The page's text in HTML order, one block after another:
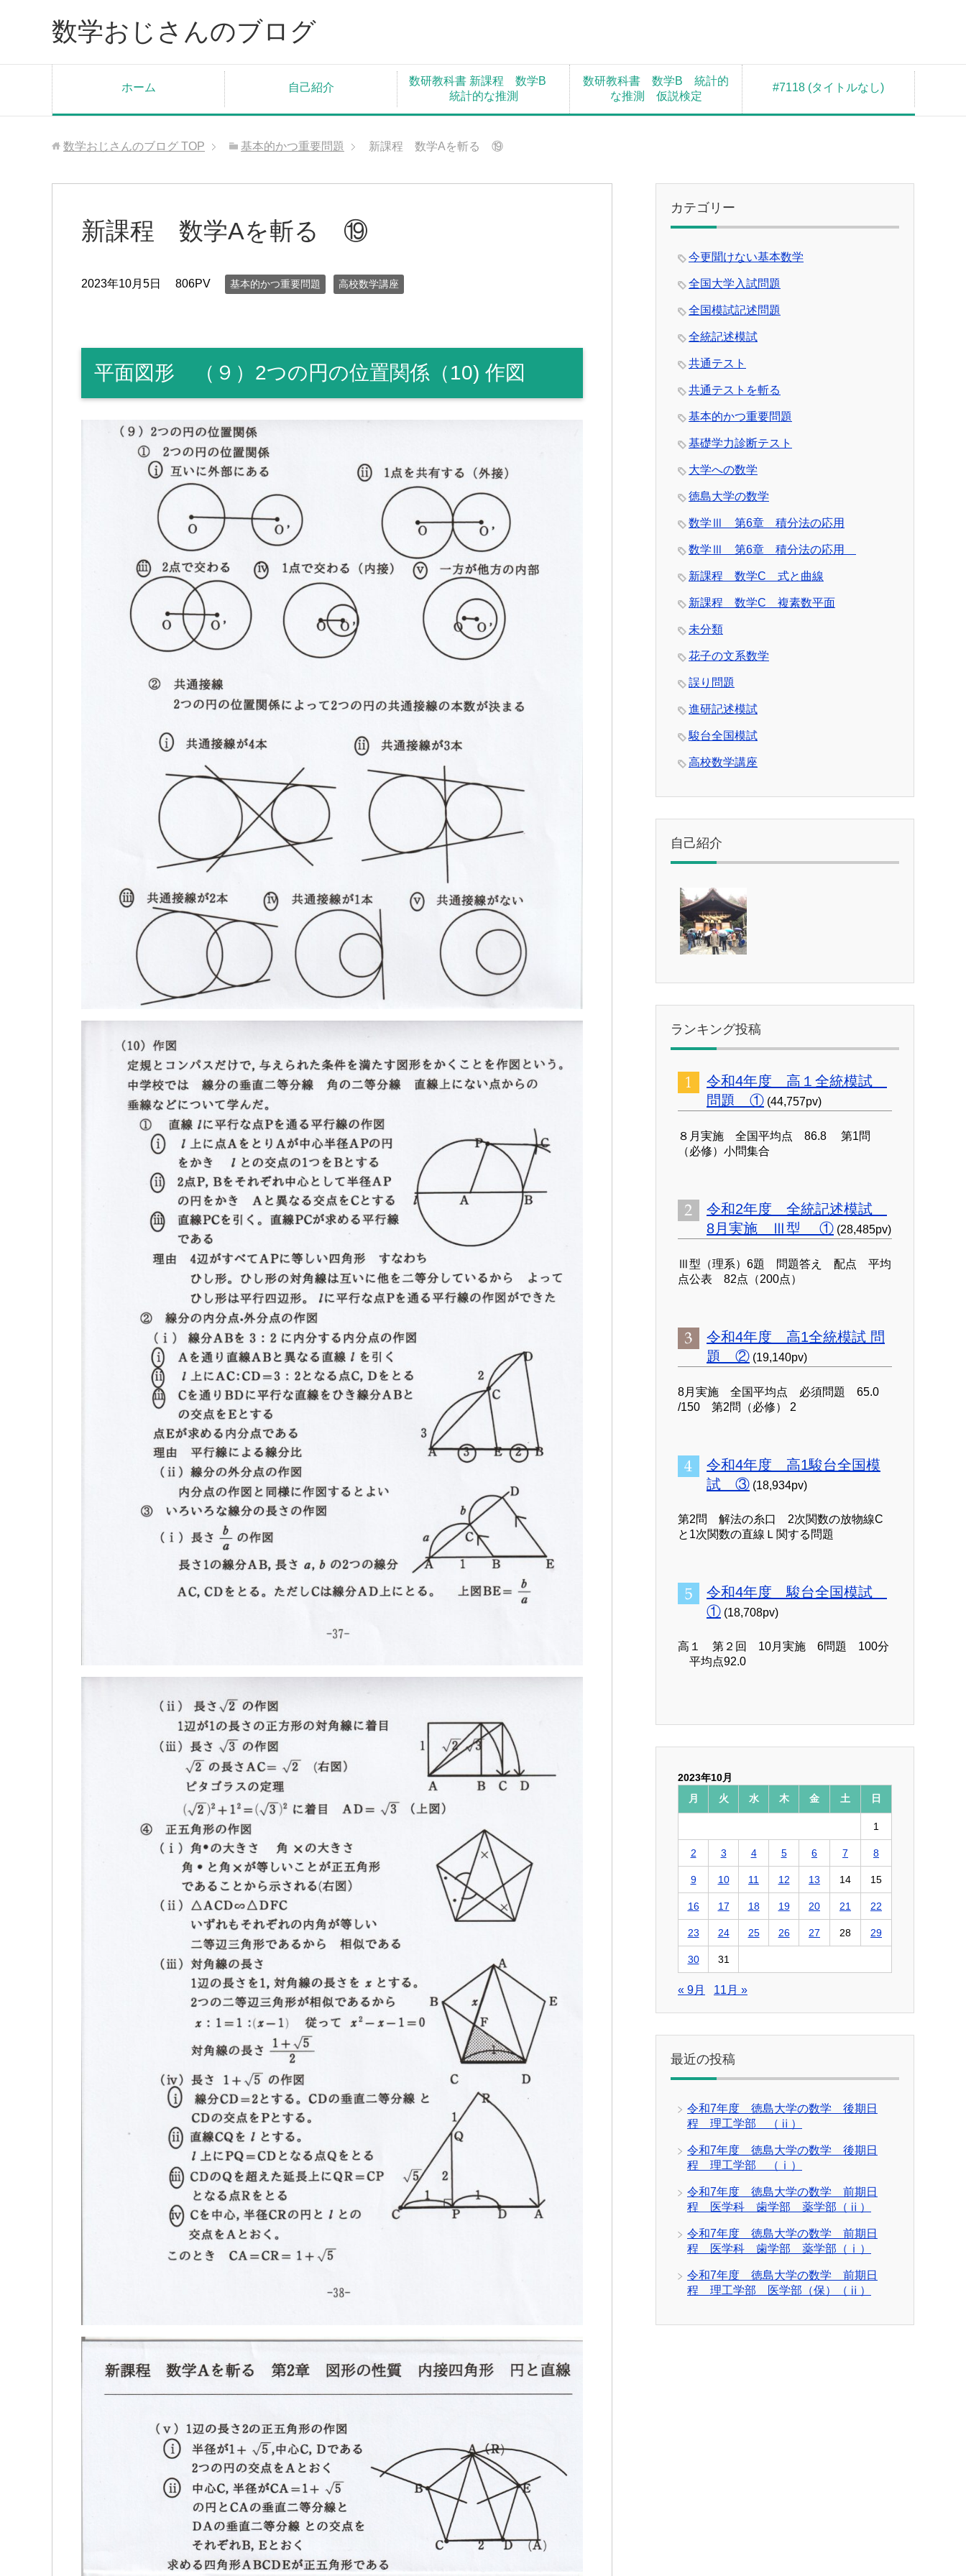
数学おじさんのブログ
ホーム 自己紹介
数研教科書 新課程 数学B
統計的な推測
数研教科書 数学B 統計的
な推測 仮説検定
#7118 (タイトルなし)
数学おじさんのブログ TOP 基本的かつ重要問題 新課程 数学Aを斬る ⑲
新課程 数学Aを斬る ⑲
2023年10月5日 806PV 基本的かつ重要問題 高校数学講座
平面図形 （９）2つの円の位置関係（10) 作図
カテゴリー
今更聞けない基本数学
全国大学入試問題
全国模試記述問題
全統記述模試
共通テスト
共通テストを斬る
基本的かつ重要問題
基礎学力診断テスト
大学への数学
徳島大学の数学
数学Ⅲ 第6章 積分法の応用
数学Ⅲ 第6章 積分法の応用
新課程 数学C 式と曲線
新課程 数学C 複素数平面
未分類
花子の文系数学
誤り問題
進研記述模試
駿台全国模試
高校数学講座
自己紹介
ランキング投稿
令和4年度 高１全統模試
問題 ① (44,757pv)
８月実施 全国平均点 86.8 第1問
（必修）小問集合
令和2年度 全統記述模試
8月実施 Ⅲ型 ① (28,485pv)
Ⅲ型（理系）6題 問題答え 配点 平均
点公表 82点（200点）
令和4年度 高1全統模試 問
題 ② (19,140pv)
8月実施 全国平均点 必須問題 65.0
/150 第2問（必修） 2
令和4年度 高1駿台全国模
試 ③ (18,934pv)
第2問 解法の糸口 2次関数の放物線C
と1次関数の直線Ｌ関する問題
令和4年度 駿台全国模試
① (18,708pv)
高１ 第２回 10月実施 6問題 100分
平均点92.0
2023年10月
月
火 水 木 金 土 日
1
2 3 4 5 6 7 8
9 10 11 12 13 14 15
16 17 18 19 20 21 22
23 24 25 26 27 28 29
30 31
« 9月 11月 »
最近の投稿
令和7年度 徳島大学の数学 後期日
程 理工学部 （ⅱ）
令和7年度 徳島大学の数学 後期日
程 理工学部 （ⅰ）
令和7年度 徳島大学の数学 前期日
程 医学科 歯学部 薬学部（ⅱ）
令和7年度 徳島大学の数学 前期日
程 医学科 歯学部 薬学部（ⅰ）
令和7年度 徳島大学の数学 前期日
程 理工学部 医学部（保）（ⅱ）